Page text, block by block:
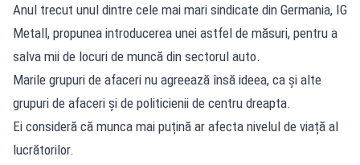
Anul trecut unul dintre cele mai mari sindicate din Germania, IG
Metall, propunea introducerea unei astfel de măsuri, pentru a
salva mii de locuri de muncă din sectorul auto.
Marile grupuri de afaceri nu agreează însă ideea, ca și alte
grupuri de afaceri și de politicienii de centru dreapta.
Ei consideră că munca mai puțină ar afecta nivelul de viață al
lucrătorilor.